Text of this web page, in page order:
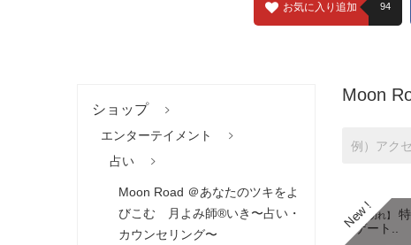
お気に入り追加 94
ショップ
エンターテイメント
占い
Moon Road ＠あなたのツキをよ
びこむ 月よみ師®いき〜占い・
カウンセリング〜
Moon
【売り切れ】
ズゲート..